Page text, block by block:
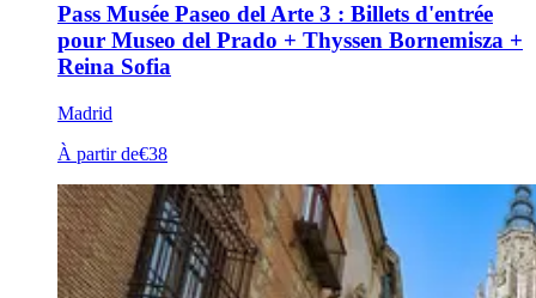
Pass Musée Paseo del Arte 3 : Billets d'entrée
pour Museo del Prado + Thyssen Bornemisza +
Reina Sofia
Madrid
À partir de€38